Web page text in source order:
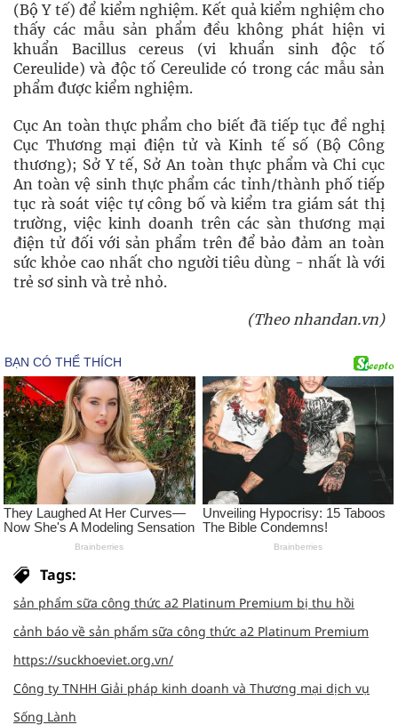
(Bộ Y tế) để kiểm nghiệm. Kết quả kiểm nghiệm cho
thấy các mẫu sản phẩm đều không phát hiện vi
khuẩn Bacillus cereus (vi khuẩn sinh độc tố
Cereulide) và độc tố Cereulide có trong các mẫu sản
phẩm được kiểm nghiệm.
Cục An toàn thực phẩm cho biết đã tiếp tục đề nghị
Cục Thương mại điện tử và Kinh tế số (Bộ Công
thương); Sở Y tế, Sở An toàn thực phẩm và Chi cục
An toàn vệ sinh thực phẩm các tỉnh/thành phố tiếp
tục rà soát việc tự công bố và kiểm tra giám sát thị
trường, việc kinh doanh trên các sàn thương mại
điện tử đối với sản phẩm trên để bảo đảm an toàn
sức khỏe cao nhất cho người tiêu dùng - nhất là với
trẻ sơ sinh và trẻ nhỏ.
(Theo nhandan.vn)
Tags:
sản phẩm sữa công thức a2 Platinum Premium bị thu hồi
cảnh báo về sản phẩm sữa công thức a2 Platinum Premium
https://suckhoeviet.org.vn/
Công ty TNHH Giải pháp kinh doanh và Thương mại dịch vụ
Sống Lành